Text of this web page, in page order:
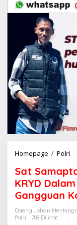
Homepage / Polri
t
S
a
m
a
p
Sat
KRYD
Gangguan
Daeng Johan
Polri
788 Dilihat